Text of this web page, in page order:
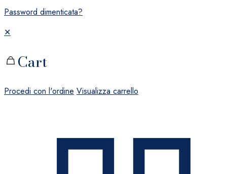
Password dimenticata?
✕
Cart
Procedi con l'ordine Visualizza carrello